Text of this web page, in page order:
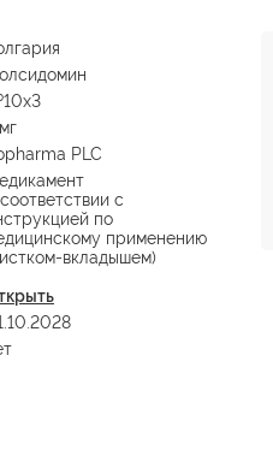
PLC
с
по
применению
вкладышем)